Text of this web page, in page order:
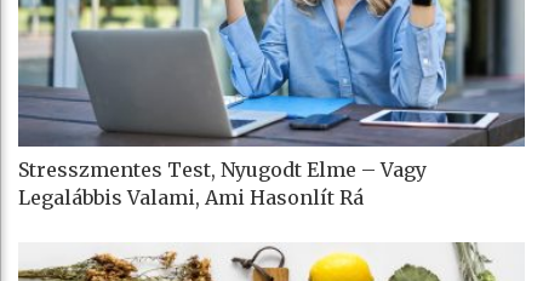
Stresszmentes Test, Nyugodt Elme – Vagy
Legalábbis Valami, Ami Hasonlít Rá